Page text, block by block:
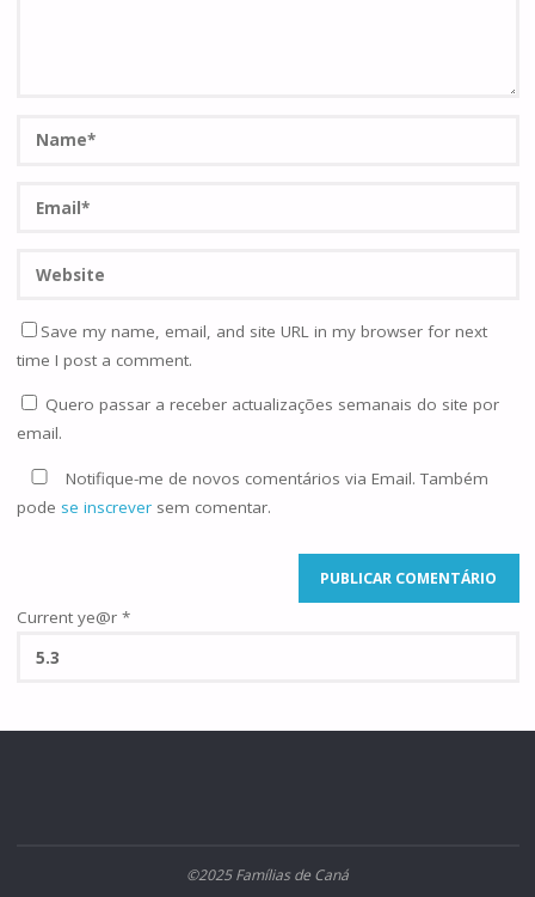
Save my name, email, and site URL in my browser for next
time I post a comment.
Quero passar a receber actualizações semanais do site por
email.
Notifique-me de novos comentários via Email. Também
pode se inscreversem comentar.
Current ye@r *
©2025 Famílias de Caná